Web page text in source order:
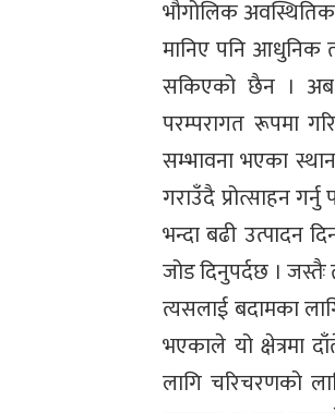
भौगोलिक
मानिए पनि आधुनिक
सकिएको छैन । अब
परम्परागत रूपमा
सम्भावना भएका
गराउँदै प्रोत्साहन
भन्दा बढी उत्पादन
जोड दिनुपर्दछ ।
त्यसलाई बदामका
भएकाले यो क्षेत्रमा
लागि चरिचरणको